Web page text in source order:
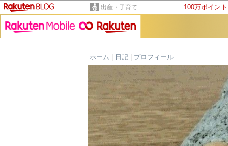
出産・子育て 100万ポイン
ホーム 日記 プロフィール